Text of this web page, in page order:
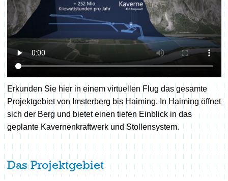
Erkunden Sie hier in einem virtuellen Flug das gesamte
Projektgebiet von Imsterberg bis Haiming. In Haiming öffnet
sich der Berg und bietet einen tiefen Einblick in das
geplante Kavernenkraftwerk und Stollensystem.
Das Projektgebiet